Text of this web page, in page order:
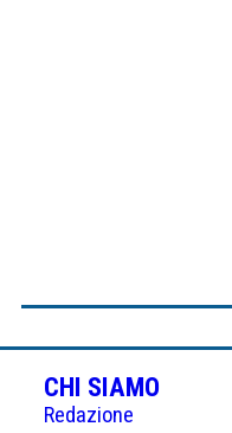
CHI SIAMO
Redazione